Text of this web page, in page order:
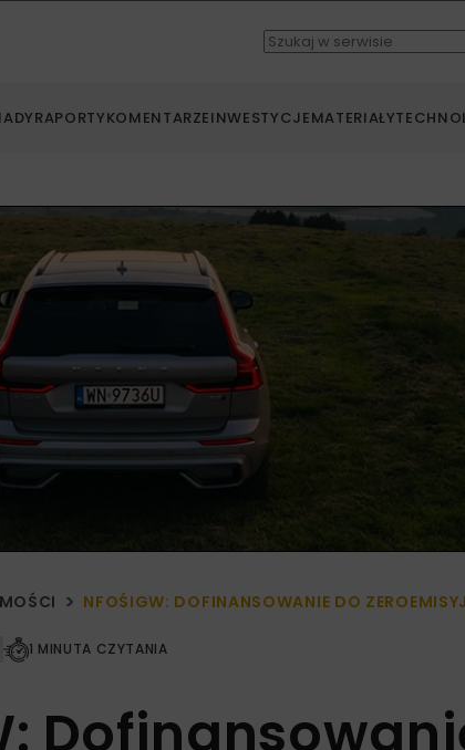
RAPORTYKOMENTARZEINWESTYCJEMATERIAŁY
NFOŚIGW: DOFINANSOWANIE DO
1 MINUTA CZYTANIA